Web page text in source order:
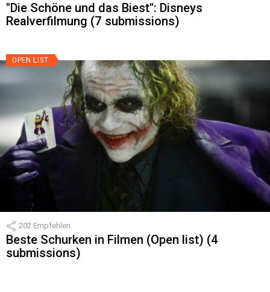
"Die Schöne und das Biest": Disneys
Realverfilmung (7 submissions)
OPEN LIST
202 Empfehlen
Beste Schurken in Filmen (Open list) (4
submissions)